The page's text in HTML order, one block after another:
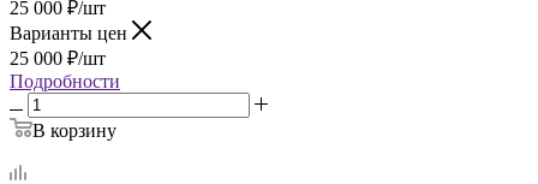
25 000 ₽/шт
Варианты цен
25 000 ₽/шт
Подробности
В корзину